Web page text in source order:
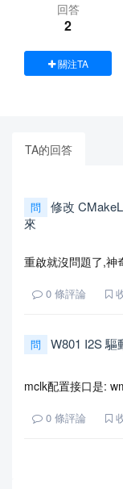
回答
2
關注TA
TA的回答
問
修改
來
重啟就沒問題了,神
0 條評論
問 W801 I2S 驅
mclk配置接口是:
0 條評論